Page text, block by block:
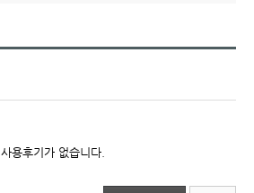
사용후기가 없습니다.